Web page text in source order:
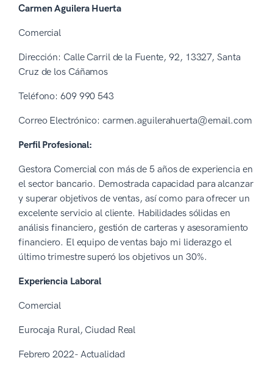
Carmen Aguilera Huerta
Comercial
Dirección: Calle Carril de la Fuente, 92, 13327, Santa
Cruz de los Cáñamos
Teléfono: 609 990 543
Correo Electrónico: carmen.aguilerahuerta@email.com
Perfil Profesional:
Gestora Comercial con más de 5 años de experiencia en
el sector bancario. Demostrada capacidad para alcanzar
y superar objetivos de ventas, así como para ofrecer un
excelente servicio al cliente. Habilidades sólidas en
análisis financiero, gestión de carteras y asesoramiento
financiero. El equipo de ventas bajo mi liderazgo el
último trimestre superó los objetivos un 30%.
Experiencia Laboral
Comercial
Eurocaja Rural, Ciudad Real
Febrero 2022- Actualidad